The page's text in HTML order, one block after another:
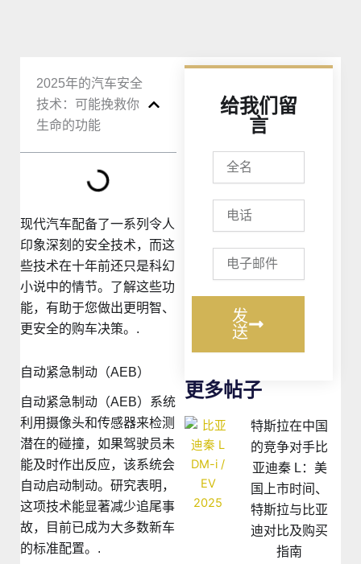
2025年的汽车安全
技术：可能挽救你
生命的功能
现代汽车配备了一系列令人
印象深刻的安全技术，而这
些技术在十年前还只是科幻
小说中的情节。了解这些功
能，有助于您做出更明智、
更安全的购车决策。.
自动紧急制动（AEB）
自动紧急制动（AEB）系统
利用摄像头和传感器来检测
潜在的碰撞，如果驾驶员未
能及时作出反应，该系统会
自动启动制动。研究表明，
这项技术能显著减少追尾事
故，目前已成为大多数新车
的标准配置。.
给我们留
言
发
送
更多帖子
特斯拉在中国
的竞争对手比
亚迪秦 L：美
国上市时间、
特斯拉与比亚
迪对比及购买
指南